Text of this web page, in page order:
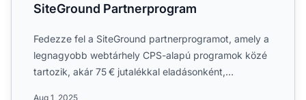
SiteGround Partnerprogram
Fedezze fel a SiteGround partnerprogramot, amely a
legnagyobb webtárhely CPS-alapú programok közé
tartozik, akár 75 € jutalékkal eladásonként,
Aug 1, 2025